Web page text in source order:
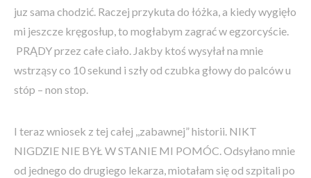
juz sama chodzić. Raczej przykuta do łóżka, a kiedy wygięło
mi jeszcze kręgosłup, to mogłabym zagrać w egzorcyście.
PRĄDY przez całe ciało. Jakby ktoś wysyłał na mnie
wstrząsy co 10 sekund i szły od czubka głowy do palców u
stóp – non stop.
I teraz wniosek z tej całej ,,zabawnej” historii. NIKT
NIGDZIE NIE BYŁ W STANIE MI POMÓC. Odsyłano mnie
od jednego do drugiego lekarza, miotałam się od szpitali po